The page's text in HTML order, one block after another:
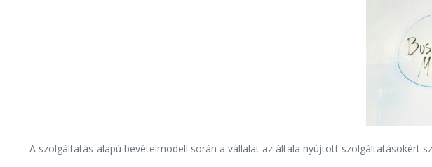
A szolgáltatás-alapú bevételmodell során a vállalat az általa nyújtott szolgáltatásokért